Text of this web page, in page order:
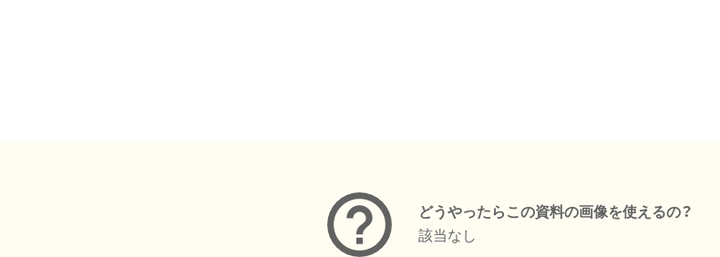
どうやったらこの資料の画像を使えるの？
該当なし